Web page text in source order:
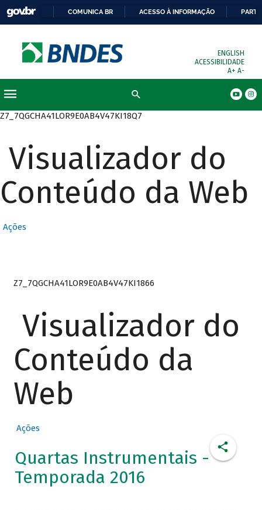
COMUNICA BR ACESSO À INFORMAÇÃO
ENGLISH
ACESSIBILIDADE
A+ A-
Z7_7QGCHA41LOR9E0AB4V47KI18Q7
Visualizador do
Conteúdo da Web
Ações
Z7_7QGCHA41LOR9E0AB4V47KI1866
Visualizador do
Conteúdo da
Web
Ações
Quartas Instrumentais -
Temporada 2016